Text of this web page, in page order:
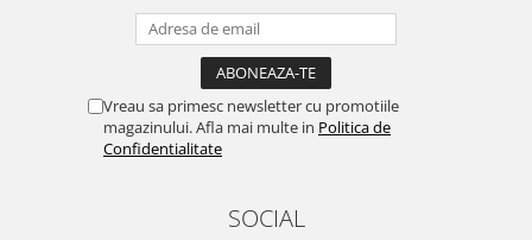
Aparate Foto & Accesorii
Audio HI-FI & Profesionale
Camere video si sport
Drone si Accesorii
Home Cinema & Audio
Vreau sa primesc newsletter cu promotiile
magazinului. Afla mai multe in Politica de
Confidentialitate
SOCIAL